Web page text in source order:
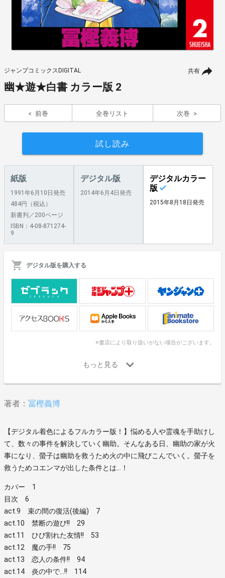
共有
ジャンプコミックスDIGITAL
幽★遊★白書 カラー版 2
前巻 全巻リスト 次巻
試し読み
紙版
1991年6月10日発売
484円（税込）
新書判／200ページ
ISBN：4-08-871274-
9
デジタル版
2014年6月4日発売
デジタルカラー
版
2015年8月18日発売
デジタル版を購入する
※書店により取り扱いがない場合がございます。
著者： 冨樫義博
【デジタル着色によるフルカラー版！】悩める人や霊魂を手助けし
て、数々の事件を解決していく幽助。そんなある日、幽助の家が火
事になり、螢子は幽助を救うため火の中に飛びこんでいく。螢子を
救うためコエンマが出した条件とは…！
カバー 1
目次 6
act.9 束の間の復活(後編) 7
act.10 禁断の遊び!! 29
act.11 ひび割れた友情!! 53
act.12 魔の手!! 75
act.13 恋人の条件!! 94
act.14 炎の中で…!! 114